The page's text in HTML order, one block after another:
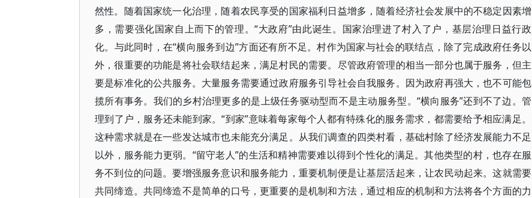
然性。随着国家统一化治理，随着农民享受的国家福利日益增多，随着经济社会发展中的不稳定因素增
多，需要强化国家自上而下的管理。“大政府”由此诞生。国家治理进了村入了户，基层治理日益行政
化。与此同时，在“横向服务到边”方面还有所不足。村作为国家与社会的联结点，除了完成政府任务以
外，很重要的功能是将社会联结起来，满足村民的需要。尽管政府管理的相当一部分也属于服务，但主
要是标准化的公共服务。大量服务需要通过政府服务引导社会自我服务。因为政府再强大，也不可能包
揽所有事务。我们的乡村治理更多的是上级任务驱动型而不是主动服务型。“横向服务”还到不了边。管
理到了户，服务还未能到家。“到家”意味着每家每个人都有特殊化的服务需求，都需要给予相应满足。
这种需求就是在一些发达城市也未能充分满足。从我们调查的四类村看，基础村除了经济发展能力不足
以外，服务能力更弱。“留守老人”的生活和精神需要难以得到个性化的满足。其他类型的村，也存在服
务不到位的问题。要增强服务意识和服务能力，重要机制便是让基层活起来，让农民动起来。这就需要
共同缔造。共同缔造不是简单的口号，更重要的是机制和方法，通过相应的机制和方法将各个方面的力